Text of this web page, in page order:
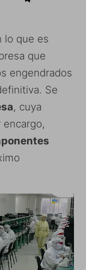
lo que es
que
engendrados
Se
, cuya